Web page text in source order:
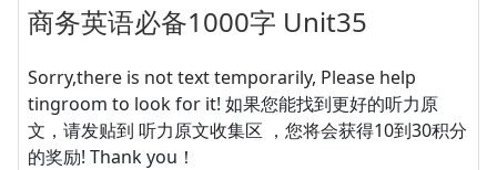
商务英语必备1000字 Unit35
Sorry,there is not text temporarily, Please help
tingroom to look for it! 如果您能找到更好的听力原
文，请发贴到 听力原文收集区 ，您将会获得10到30积分
的奖励! Thank you！